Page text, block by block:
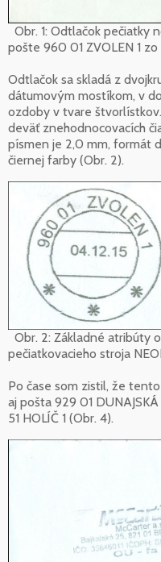
Obr. 1: Odtlačok pečiatky
pošte 960 01 ZVOLEN 1 zo
Odtlačok sa skladá z
dátumovým mostíkom, v
ozdoby v tvare
deväť znehodnocovacích
písmen je 2,0 mm, formát
čiernej farby (Obr. 2).
Obr. 2: Základné atribúty
pečiatkovacieho stroja
Po čase som zistil, že
aj pošta 929 01
51 HOLÍČ 1 (Obr. 4).